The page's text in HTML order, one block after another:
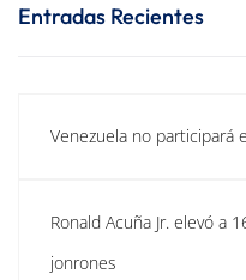
Entradas Recientes
Venezuela no participará
Ronald Acuña Jr. elevó a
jonrones